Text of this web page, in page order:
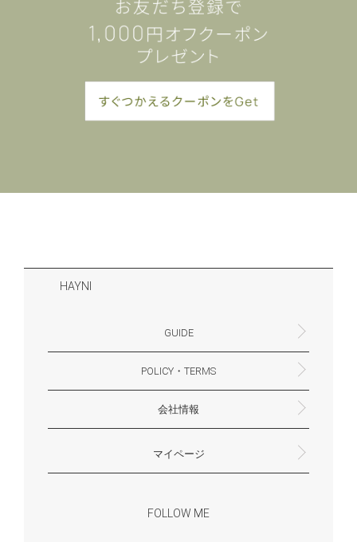
HAYNI
GUIDE
よくあるご質問・お問合せ
お支払いについて
配送・送料について
ギフトサービスについて
一緒に働く？(HAYNI採用情報サイトへ)
for Foreigners (overseas delivery)
POLICY・TERMS
返品・交換について
プライバシーポリシー
特定商取引法に基づく表示
外部送信ポリシー
会社情報
大阪府大阪市淀川区十八条3-9-35
電話番号：06-6868-9671
※お電話でのお問合せ受付は行っておりません
メール：support@hayni.jp
お問い合わせはこちらからお願いいたします
営業時間：10：00～15：00（金曜日は14：00ま
定休日： 土・日・祝祭日
※土日祝祭日はお休みをいただきます。
メールの返信は翌営業日となりますので、ご了承
マイページ
FOLLOW ME